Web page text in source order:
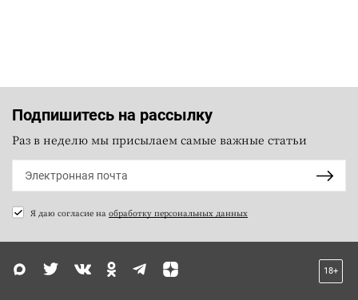
Подпишитесь на рассылку
Раз в неделю мы присылаем самые важные статьи
Я даю согласие на обработку персональных данных
18+